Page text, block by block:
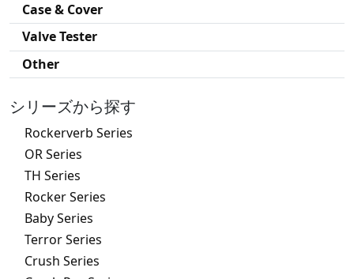
Case & Cover
Valve Tester
Other
シリーズから探す
Rockerverb Series
OR Series
TH Series
Rocker Series
Baby Series
Terror Series
Crush Series